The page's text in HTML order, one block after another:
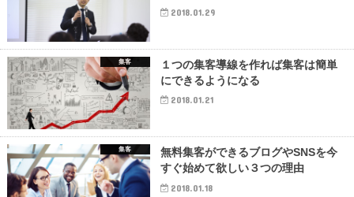
2018.01.29
集客
１つの集客導線を作れば集客は簡単
にできるようになる
2018.01.21
集客
無料集客ができるブログやSNSを今
すぐ始めて欲しい３つの理由
2018.01.18